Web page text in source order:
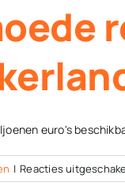
euro's
| Reacties